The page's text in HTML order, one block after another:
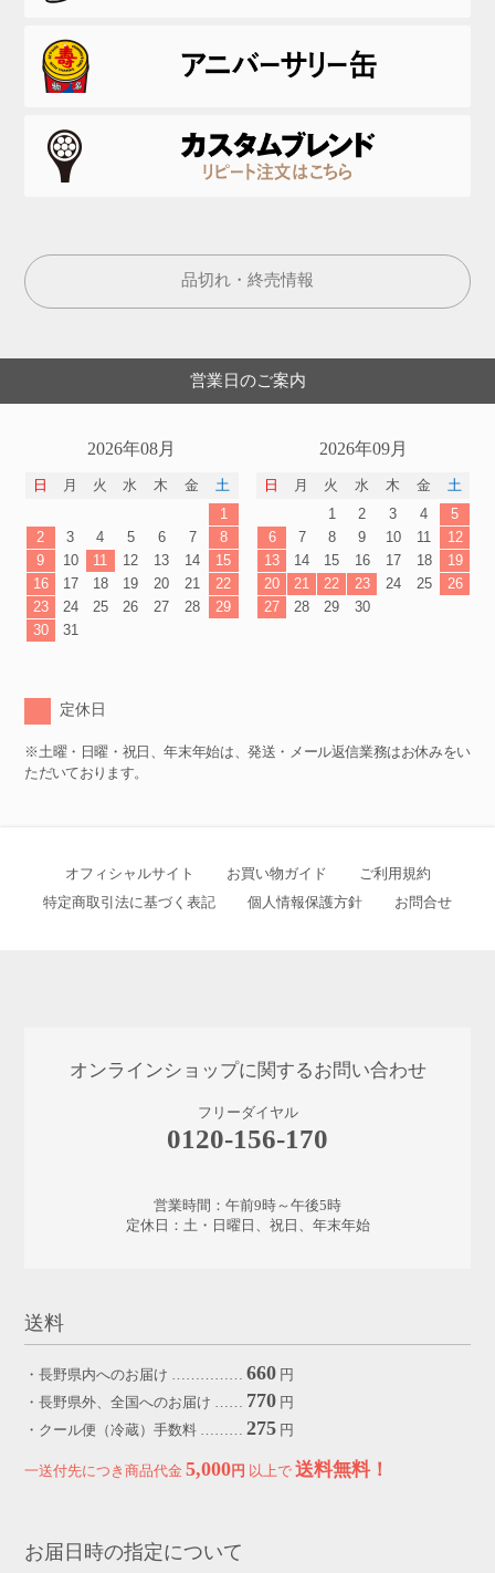
品切れ・終売情報
営業日のご案内
2026年08月
日 月 火 水 木 金
土
1
2
3 4 5 6 7
8
9
10 11 12 13 14
15
16
17 18 19 20 21
22
23
24 25 26 27 28
29
30
31
2026年09月
日 月 火 水 木 金
土
1
2 3 4
5
6
7 8 9 10 11
12
13
14 15 16 17 18
19
20
21 22 23 24 25
26
27
28 29 30
定休日
※土曜・日曜・祝日、年末年始は、発送・メール返信業務はお休みをい
ただいております。
オフィシャルサイト お買い物ガイド
ご利用規約
特定商取引法に基づく表記
個人情報保護方針 お問合せ
オンラインショップに関するお問い合わせ
フリーダイヤル
0120-156-170
営業時間：午前9時～午後5時
定休日：土・日曜日、祝日、年末年始
送料
・長野県内へのお届け ……………660 円
・長野県外、全国へのお届け …… 770 円
・クール便（冷蔵）手数料 ………275 円
一送付先につき商品代金5,000円 以上で送料無料！
お届日時の指定について